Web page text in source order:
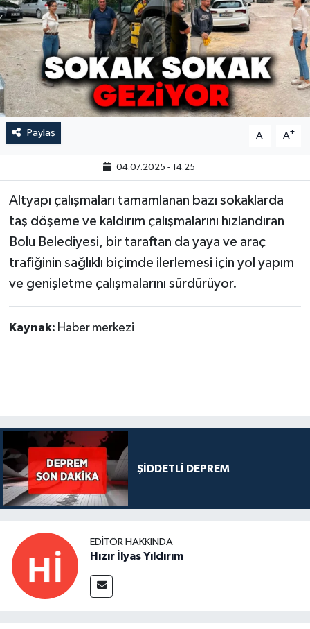
Paylaş A- A+
04.07.2025 - 14:25
Altyapı çalışmaları tamamlanan bazı sokaklarda
taş döşeme ve kaldırım çalışmalarını hızlandıran
Bolu Belediyesi, bir taraftan da yaya ve araç
trafiğinin sağlıklı biçimde ilerlemesi için yol yapım
ve genişletme çalışmalarını sürdürüyor.
Kaynak: Haber merkezi
ŞİDDETLİ DEPREM
EDITÖR HAKKINDA
Hızır İlyas Yıldırım